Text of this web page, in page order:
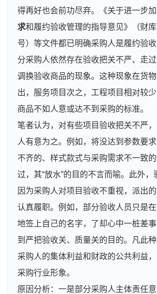
得再好也会前功尽弃。《关于进一步
求和履约验收管理的指导意见》（财
号）等文件都已明确采购人是履约验
分采购人依然存在验收把关不严、走
调换验收商品的现象。这种现象在货
出，服务项目次之，工程项目相对较
商品不如人意或达不到采购的标准。
笔者认为，对有些项目验收把关不严
人有意为之。例如，将没达到参数要
不齐的、样式款式与采购需求不一致
过，其“放水”的目的不言而喻。此外，
因为采购人对项目验收不重视，派出
认真履职。例如，部分验收人员只是
地签上自己的名字，了却心中一桩差
到严把验收关、质量关的目的。凡此
采购人的集体利益和财政的公共利益
采购行业形象。
原因分析：一是部分采购人主体责任